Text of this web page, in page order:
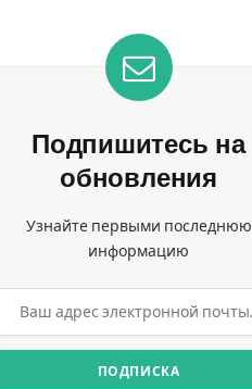
Подпишитесь на
обновления
Узнайте первыми последнюю
информацию